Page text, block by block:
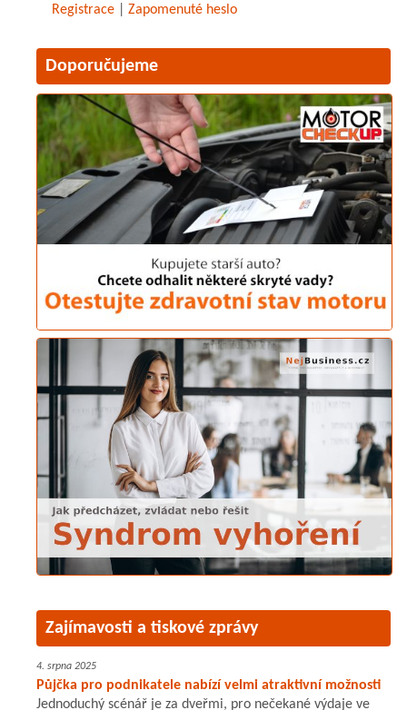
Registrace Zapomenuté heslo
Doporučujeme
Zajímavosti a tiskové zprávy
4. srpna 2025
Půjčka pro podnikatele nabízí velmi atraktivní možnosti
Jednoduchý scénář je za dveřmi, pro nečekané výdaje ve